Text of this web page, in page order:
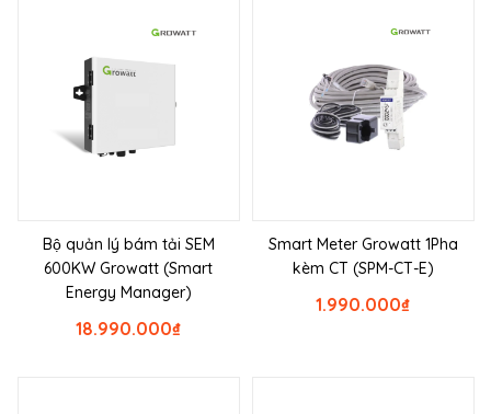
Bộ quản lý bám tải SEM
600KW Growatt (Smart
Energy Manager)
₫
18.990.000
Smart Meter Growatt 1Pha
kèm CT (SPM-CT-E)
₫
1.990.000